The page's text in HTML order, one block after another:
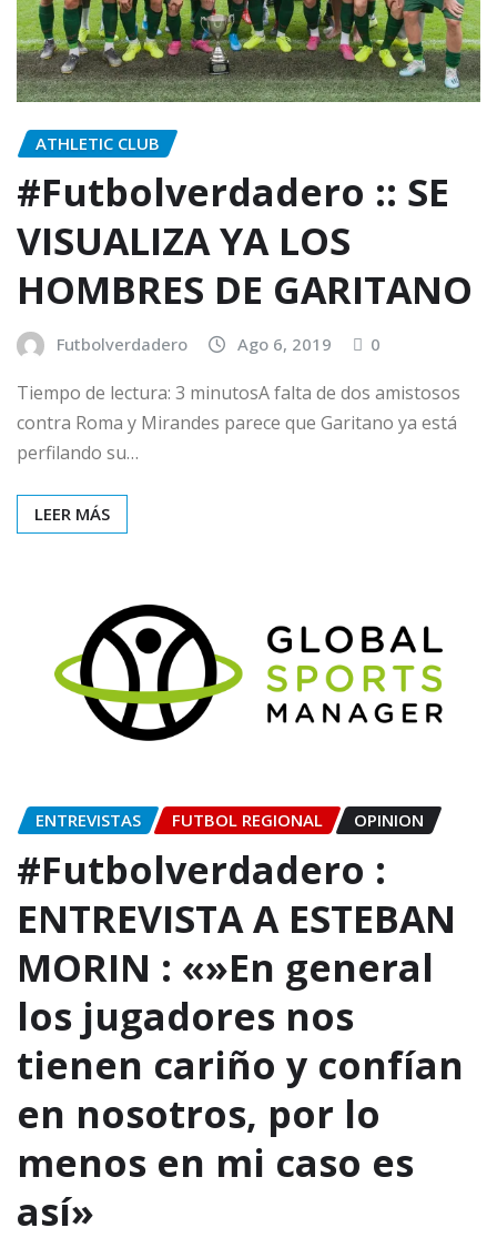
ATHLETIC CLUB
#Futbolverdadero :: SE
VISUALIZA YA LOS
HOMBRES DE GARITANO
Futbolverdadero Ago 6, 2019 0
Tiempo de lectura: 3 minutosA falta de dos amistosos
contra Roma y Mirandes parece que Garitano ya está
perfilando su…
LEER MÁS
ENTREVISTAS FUTBOL REGIONAL OPINION
#Futbolverdadero :
ENTREVISTA A ESTEBAN
MORIN : «»En general
los jugadores nos
tienen cariño y confían
en nosotros, por lo
menos en mi caso es
así»